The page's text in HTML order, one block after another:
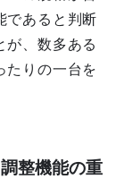
であると判断
が、数多ある
たりの一台を
整機能の重